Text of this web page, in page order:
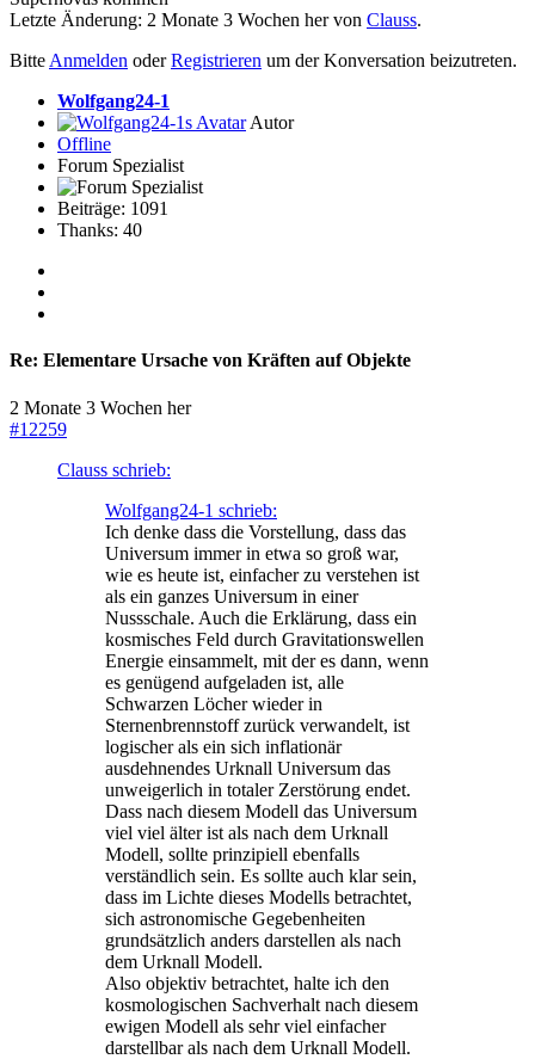
Letzte Änderung: 2 Monate 3 Wochen her von Clauss.
Bitte Anmelden oderRegistrieren um der Konversation beizutreten.
Wolfgang24-1
Autor
Offline
Forum Spezialist
Beiträge: 1091
Thanks: 40
Re: Elementare Ursache von Kräften auf Objekte
2 Monate 3 Wochen her
#12259
Clauss schrieb:
Wolfgang24-1 schrieb:
Ich denke dass die Vorstellung, dass das
Universum immer in etwa so groß war,
wie es heute ist, einfacher zu verstehen ist
als ein ganzes Universum in einer
Nussschale. Auch die Erklärung, dass ein
kosmisches Feld durch Gravitationswellen
Energie einsammelt, mit der es dann, wenn
es genügend aufgeladen ist, alle
Schwarzen Löcher wieder in
Sternenbrennstoff zurück verwandelt, ist
logischer als ein sich inflationär
ausdehnendes Urknall Universum das
unweigerlich in totaler Zerstörung endet.
Dass nach diesem Modell das Universum
viel viel älter ist als nach dem Urknall
Modell, sollte prinzipiell ebenfalls
verständlich sein. Es sollte auch klar sein,
dass im Lichte dieses Modells betrachtet,
sich astronomische Gegebenheiten
grundsätzlich anders darstellen als nach
dem Urknall Modell.
Also objektiv betrachtet, halte ich den
kosmologischen Sachverhalt nach diesem
ewigen Modell als sehr viel einfacher
darstellbar als nach dem Urknall Modell.